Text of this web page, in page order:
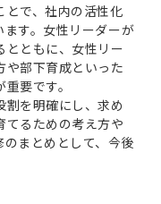
とで、社内の活性化
す。女性リーダーが
とともに、女性リー
や部下育成といった
要です。
割を明確にし、求め
てるための考え方や
まとめとして、今後